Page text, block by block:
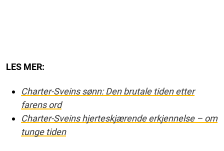
LES MER:
Charter-Sveins sønn: Den brutale tiden etter
farens ord
Charter-Sveins hjerteskjærende erkjennelse – om
tunge tiden